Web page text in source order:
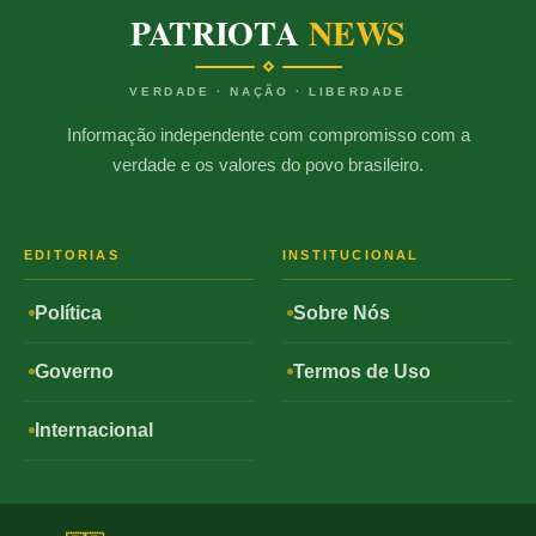
PATRIOTANEWS
VERDADE · NAÇÃO · LIBERDADE
Informação independente com compromisso com a
verdade e os valores do povo brasileiro.
EDITORIAS
Política
Governo
Internacional
INSTITUCIONAL
Sobre Nós
Termos de Uso